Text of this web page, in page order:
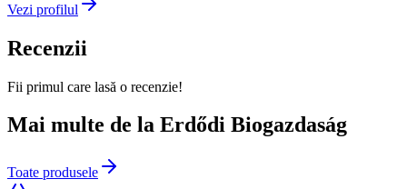
Vezi profilul
Recenzii
Fii primul care lasă o recenzie!
Mai multe de la Erdődi Biogazdaság
Toate produsele